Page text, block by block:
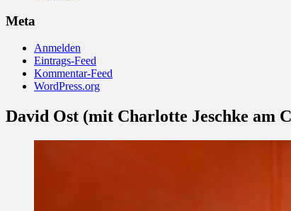
Meta
Anmelden
Eintrags-Feed
Kommentar-Feed
WordPress.org
David Ost (mit Charlotte Jeschke am